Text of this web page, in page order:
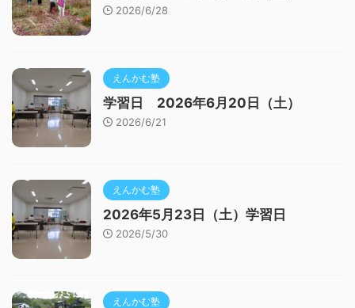
2026/6/28
えんかむ塾
学習日 2026年6月20日（土）
2026/6/21
えんかむ塾
2026年5月23日（土）学習日
2026/5/30
えんかむ塾